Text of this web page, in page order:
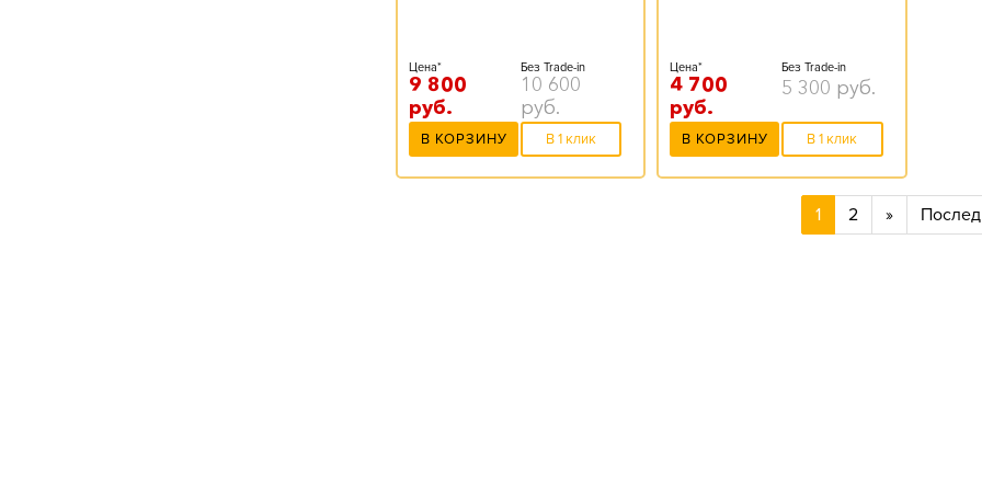
Цена*
9 800
руб.
Без Trade-in
10 600
руб.
В КОРЗИНУ В 1 клик
Цена*
4 700
руб.
Без Trade-in
5 300 руб.
В КОРЗИНУ В 1 клик
1 2 »